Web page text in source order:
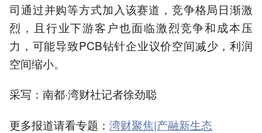
司通过并购等方式加入该赛道，竞争格局日渐激
烈，且行业下游客户也面临激烈竞争和成本压
力，可能导致PCB钻针企业议价空间减少，利润
空间缩小。
采写：南都·湾财社记者徐劲聪
更多报道请看专题： 湾财聚焦|产融新生态